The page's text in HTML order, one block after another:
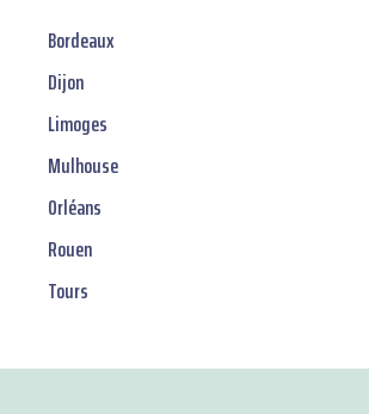
Bordeaux
Dijon
Limoges
Mulhouse
Orléans
Rouen
Tours